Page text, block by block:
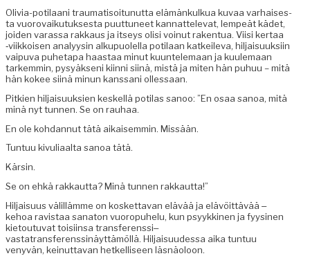
Olivia-poti­laani trau­ma­ti­soitunut­ta elämänkulkua kuvaa varhais­es­
ta vuorovaiku­tuk­ses­ta puut­tuneet kan­nat­tel­e­vat, lem­peät kädet,
joiden varas­sa rakkaus ja itseys olisi voin­ut rak­en­tua. Viisi ker­taa
‑viikkoisen ana­lyysin alkupuolel­la poti­laan katkeil­e­va, hil­jaisuuk­si­in
vaipu­va puheta­pa haas­taa min­ut kuun­tele­maan ja kuule­maan
tarkem­min, pysyäk­seni kiin­ni siinä, mis­tä ja miten hän puhuu – mitä
hän kokee siinä min­un kanssani ollessaan.
Pitkien hil­jaisuuk­sien keskel­lä poti­las sanoo: ”En osaa sanoa, mitä
minä nyt tun­nen. Se on rauhaa.
En ole kohdan­nut tätä aikaisem­min. Missään.
Tun­tuu kivu­li­aal­ta sanoa tätä.
Kärsin.
Se on ehkä rakkaut­ta? Minä tun­nen rakkautta!”
Hil­jaisu­us välil­lämme on kos­ket­ta­van elävää ja elävöit­tävää ‒
kehoa rav­is­taa sana­ton vuorop­uhelu, kun psyykki­nen ja fyysi­nen
kietoutu­vat toisi­in­sa transferenssi‒
vastatransferenssinäyttämöllä. Hil­jaisu­udessa aika tun­tuu
venyvän, kein­ut­ta­van het­kel­liseen läsnäoloon.